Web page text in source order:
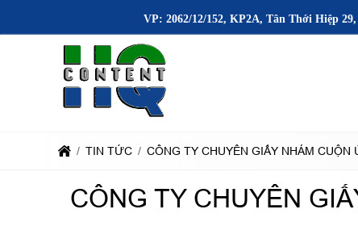
VP: 2062/12/152, KP2A, Tân Thới Hiệp
TIN TỨC CÔNG TY CHUYÊN GIẤY NHÁM
CÔNG TY CHUYÊN